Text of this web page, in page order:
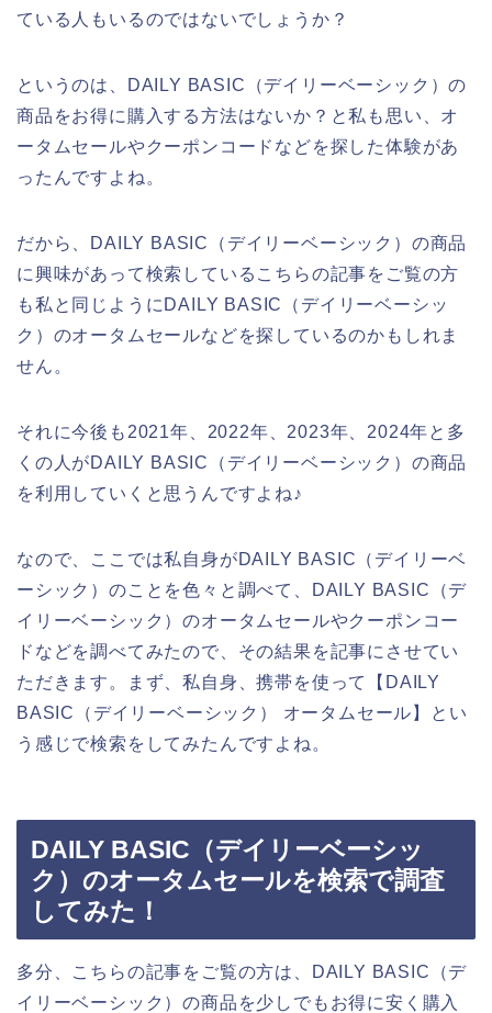
ている人もいるのではないでしょうか？
というのは、DAILY BASIC（デイリーベーシック）の
商品をお得に購入する方法はないか？と私も思い、オ
ータムセールやクーポンコードなどを探した体験があ
ったんですよね。
だから、DAILY BASIC（デイリーベーシック）の商品
に興味があって検索しているこちらの記事をご覧の方
も私と同じようにDAILY BASIC（デイリーベーシッ
ク）のオータムセールなどを探しているのかもしれま
せん。
それに今後も2021年、2022年、2023年、2024年と多
くの人がDAILY BASIC（デイリーベーシック）の商品
を利用していくと思うんですよね♪
なので、ここでは私自身がDAILY BASIC（デイリーベ
ーシック）のことを色々と調べて、DAILY BASIC（デ
イリーベーシック）のオータムセールやクーポンコー
ドなどを調べてみたので、その結果を記事にさせてい
ただきます。まず、私自身、携帯を使って【DAILY
BASIC（デイリーベーシック） オータムセール】とい
う感じで検索をしてみたんですよね。
DAILY BASIC（デイリーベーシッ
ク）のオータムセールを検索で調査
してみた！
多分、こちらの記事をご覧の方は、DAILY BASIC（デ
イリーベーシック）の商品を少しでもお得に安く購入